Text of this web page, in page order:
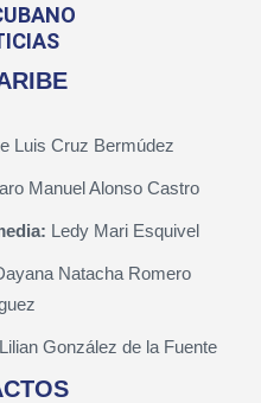
Luis Cruz Bermúdez
Manuel Alonso Castro
Ledy Mari Esquivel
Natacha Romero
González de la Fuente